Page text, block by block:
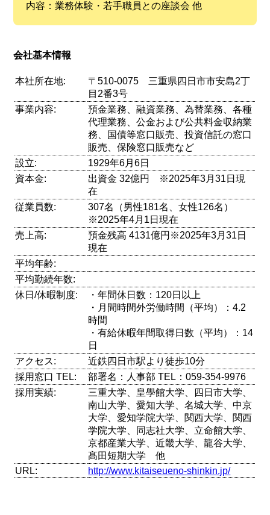
内容：業務体験・若手職員との座談会 他
会社基本情報
本社所在地:
〒510-0075 三重県四日市市安島2丁
目2番3号
事業内容:
預金業務、融資業務、為替業務、各種
代理業務、公金および公共料金収納業
務、国債等窓口販売、投資信託の窓口
販売、保険窓口販売など
設立:
1929年6月6日
資本金:
出資金 32億円 ※2025年3月31日現
在
従業員数:
307名（男性181名、女性126名）
※2025年4月1日現在
売上高:
預金残高 4131億円※2025年3月31日
現在
平均年齢:
平均勤続年数:
休日/休暇制度:
・年間休日数：120日以上
・月間時間外労働時間（平均）：4.2
時間
・有給休暇年間取得日数（平均）：14
日
アクセス:
近鉄四日市駅より徒歩10分
採用窓口 TEL:
部署名：人事部 TEL：059-354-9976
採用実績:
三重大学、皇學館大学、四日市大学、
南山大学、愛知大学、名城大学、中京
大学、愛知学院大学、関西大学、関西
学院大学、同志社大学、立命館大学、
京都産業大学、近畿大学、龍谷大学、
髙田短期大学 他
URL:
http://www.kitaiseueno-shinkin.jp/